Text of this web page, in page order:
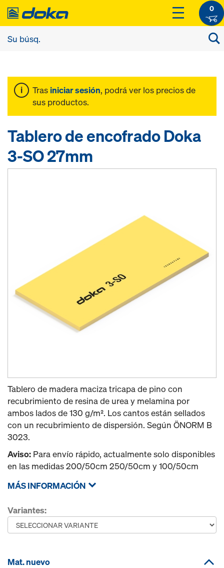
0
Tras iniciar sesión, podrá ver los precios de
sus productos.
Tablero de encofrado Doka
3-SO 27mm
Tablero de madera maciza tricapa de pino con
recubrimiento de resina de urea y melamina por
ambos lados de 130 g/m². Los cantos están sellados
con un recubrimiento de dispersión. Según ÖNORM B
3023.
Aviso: Para envío rápido, actualmente solo disponibles
en las medidas 200/50cm 250/50cm y 100/50cm
MÁS INFORMACIÓN
Variantes:
Mat. nuevo